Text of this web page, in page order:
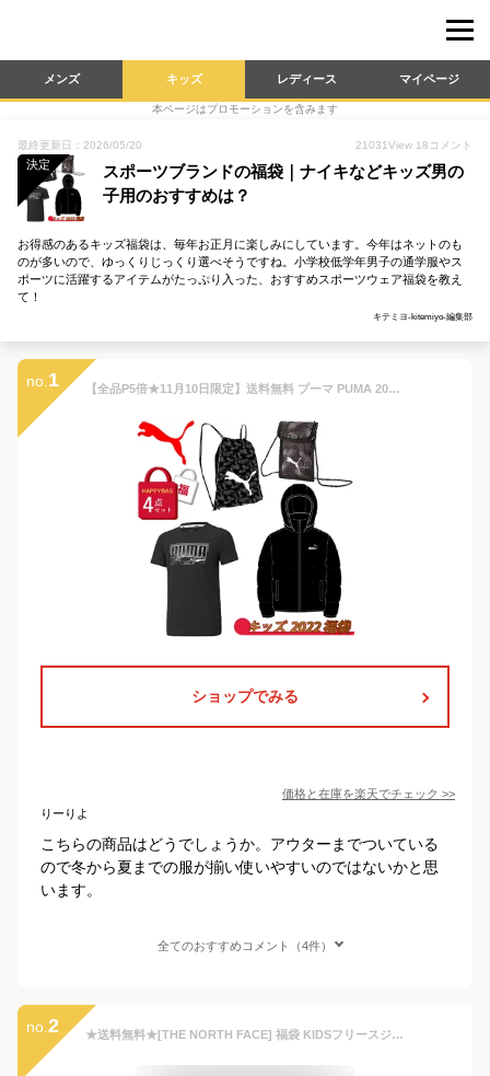
メンズ キッズ レディース マイページ
本ページはプロモーションを含みます
最終更新日：2026/05/20 21031View 18 コメント
決定
スポーツブランドの福袋｜ナイキなどキッズ男の
子用のおすすめは？
お得感のあるキッズ福袋は、毎年お正月に楽しみにしています。今年はネットのも
のが多いので、ゆっくりじっくり選べそうですね。小学校低学年男子の通学服やス
ポーツに活躍するアイテムがたっぷり入った、おすすめスポーツウェア福袋を教え
て！
キテミヨ-kitemiyo-編集部
no. 1 【全品P5倍★11月10日限定】送料無料 プーマ PUMA 2022年 新春福袋 キッズ 4点セット KIDS LUCKY BAG B/子ども 130-160cm 男の子 スポーツウェア ハッピーバッグ ふくぶくろ/FK22-puma-921508【ギフト不可】【RKap】
ショップでみる
価格と在庫を楽天でチェック >>
りーりよ
こちらの商品はどうでしょうか。アウターまでついている
ので冬から夏までの服が揃い使いやすいのではないかと思
います。
全てのおすすめコメント（4件）
no. 2 ★送料無料★[THE NORTH FACE] 福袋 KIDSフリースジャケット ミニバッグ 2点セットキッズ 23SS スポーツ アウトドア まとめ買い HOODIE フリース ジャケット 長袖 ファッション コーディ 日常 デイリー ランダムパック ラッキーバッグ 男女共用